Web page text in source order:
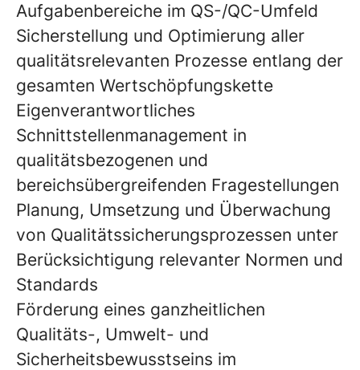
Aufgabenbereiche im QS-/QC-Umfeld
Sicherstellung und Optimierung aller
qualitätsrelevanten Prozesse entlang der
gesamten Wertschöpfungskette
Eigenverantwortliches
Schnittstellenmanagement in
qualitätsbezogenen und
bereichsübergreifenden Fragestellungen
Planung, Umsetzung und Überwachung
von Qualitätssicherungsprozessen unter
Berücksichtigung relevanter Normen und
Standards
Förderung eines ganzheitlichen
Qualitäts-, Umwelt- und
Sicherheitsbewusstseins im